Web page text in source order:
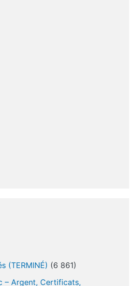
(TERMINÉ) (6 861)
– Argent, Certificats,